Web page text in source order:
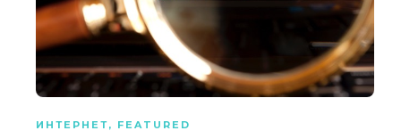
ИНТЕРНЕТ, FEATURED